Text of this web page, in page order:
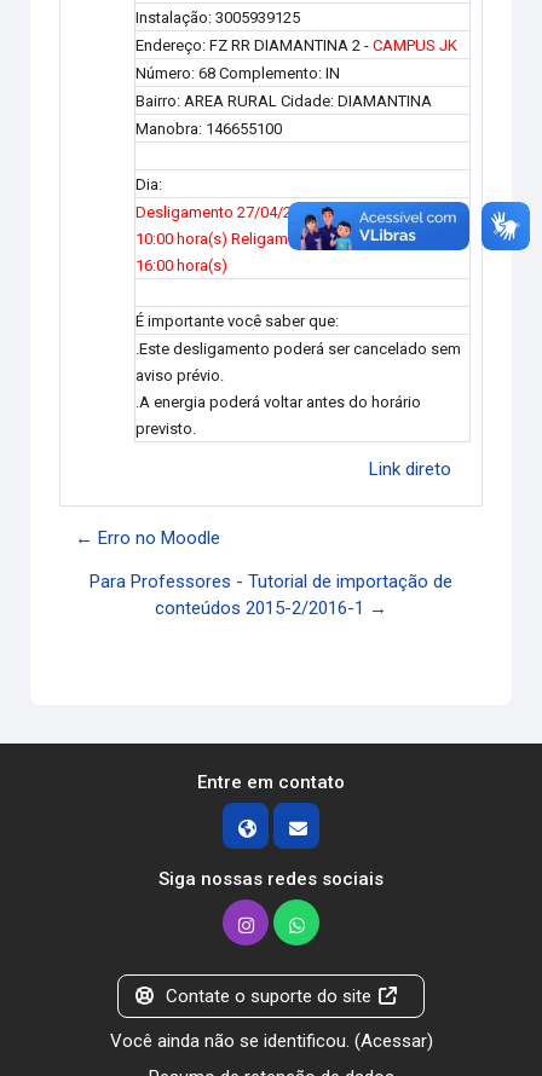
Instalação: 3005939125
Endereço: FZ RR DIAMANTINA 2 -CAMPUS JK
Número: 68 Complemento: IN
Bairro: AREA RURAL Cidade: DIAMANTINA
Manobra: 146655100
Dia:
Desligamento 27/04/2016
10:00 hora(s) Religamento 27/04/2016
16:00 hora(s)
É importante você saber que:
.Este desligamento poderá ser cancelado sem
aviso prévio.
.A energia poderá voltar antes do horário
previsto.
Link direto
← Erro no Moodle
Para Professores - Tutorial de importação de
conteúdos 2015-2/2016-1 →
Entre em contato
Siga nossas redes sociais
Contate o suporte do site
Você ainda não se identificou. (Acessar)